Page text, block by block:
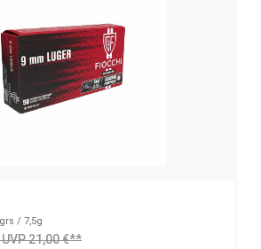
/ 7,5g
21,00 €**